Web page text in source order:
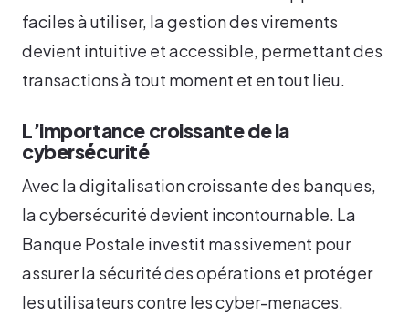
faciles à utiliser, la gestion des virements
devient intuitive et accessible, permettant des
transactions à tout moment et en tout lieu.
L’importance croissante de la
cybersécurité
Avec la digitalisation croissante des banques,
la cybersécurité devient incontournable. La
Banque Postale investit massivement pour
assurer la sécurité des opérations et protéger
les utilisateurs contre les cyber-menaces.